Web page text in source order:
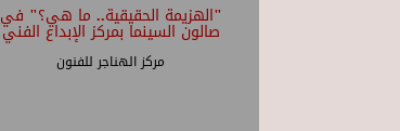
"الهزيمة الحقيقية.. ما هي؟" في
صالون السينما بمركز الإبداع الفني
مركز الهناجر للفنون